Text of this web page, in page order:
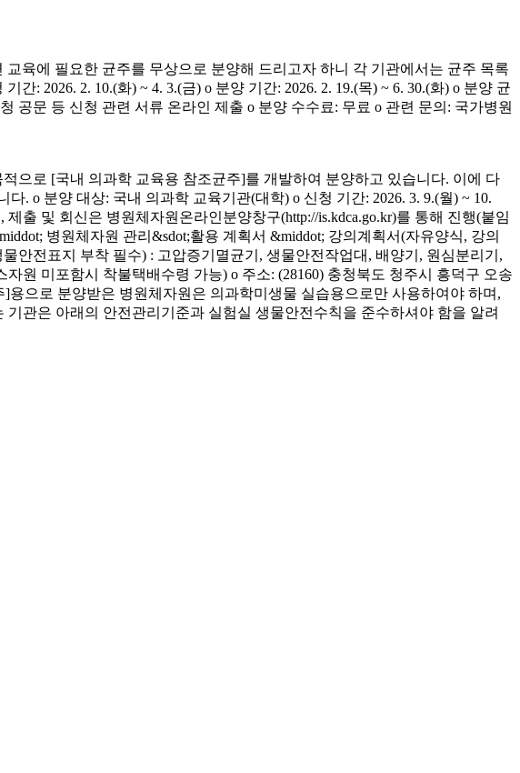
육에 필요한 균주를 무상으로 분양해 드리고자 하니 각 기관에서는 균주 목록
: 2026. 2. 10.(화) ~ 4. 3.(금) o 분양 기간: 2026. 2. 19.(목) ~ 6. 30.(화) o 분양 균
공문 등 신청 관련 서류 온라인 제출 o 분양 수수료: 무료 o 관련 문의: 국가병원
으로 [국내 의과학 교육용 참조균주]를 개발하여 분양하고 있습니다. 이에 다
. o 분양 대상: 국내 의과학 교육기관(대학) o 신청 기간: 2026. 3. 9.(월) ~ 10.
출 및 회신은 병원체자원온라인분양창구(http://is.kdca.go.kr)를 통해 진행(붙임
병원체자원 관리&sdot;활용 계획서 &middot; 강의계획서(자유양식, 강의
안전표지 부착 필수) : 고압증기멸균기, 생물안전작업대, 배양기, 원심분리기,
원 미포함시 착불택배수령 가능) o 주소: (28160) 충청북도 청주시 흥덕구 오송
으로 분양받은 병원체자원은 의과학미생물 실습용으로만 사용하여야 하며,
관은 아래의 안전관리기준과 실험실 생물안전수칙을 준수하셔야 함을 알려